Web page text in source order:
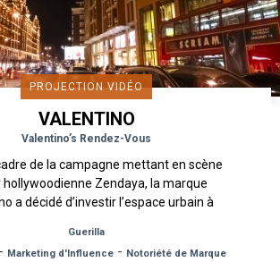
PROJECTION VIDÉO
VALENTINO
Valentino’s Rendez-Vous
de la campagne mettant en scène
hollywoodienne Zendaya, la marque
a décidé d’investir l’espace urbain à
Guerilla
- Marketing d'Influence - Notoriété de Marque